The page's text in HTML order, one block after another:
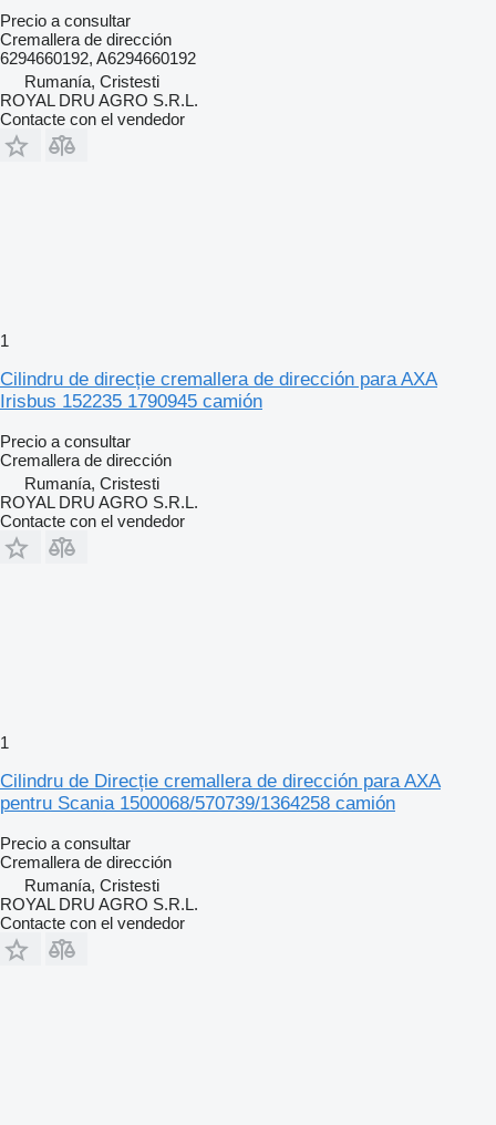
Precio a consultar
Cremallera de dirección
6294660192, A6294660192
Rumanía, Cristesti
ROYAL DRU AGRO S.R.L.
Contacte con el vendedor
1
Cilindru de direcție cremallera de dirección para AXA
Irisbus 152235 1790945 camión
Precio a consultar
Cremallera de dirección
Rumanía, Cristesti
ROYAL DRU AGRO S.R.L.
Contacte con el vendedor
1
Cilindru de Direcție cremallera de dirección para AXA
pentru Scania 1500068/570739/1364258 camión
Precio a consultar
Cremallera de dirección
Rumanía, Cristesti
ROYAL DRU AGRO S.R.L.
Contacte con el vendedor